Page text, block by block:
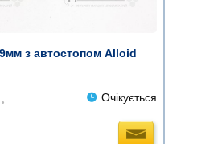
з автостопом Alloid
Очікується